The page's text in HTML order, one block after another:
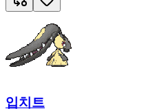
입치트